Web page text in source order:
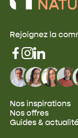
Rejoignez la
Nos inspirations
Nos offres
Guides &